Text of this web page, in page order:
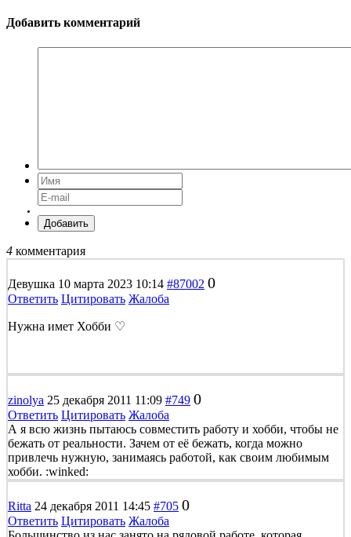
Добавить комментарий
Добавить
4 комментария
Девушка 10 марта 2023 10:14 #87002 0
Ответить Цитировать Жалоба
Нужна имет Хобби ♡
zinolya 25 декабря 2011 11:09 #749 0
Ответить Цитировать Жалоба
А я всю жизнь пытаюсь совместить работу и хобби, чтобы не
бежать от реальности. Зачем от её бежать, когда можно
привлечь нужную, занимаясь работой, как своим любимым
хобби. :winked:
Ritta 24 декабря 2011 14:45 #705 0
Ответить Цитировать Жалоба